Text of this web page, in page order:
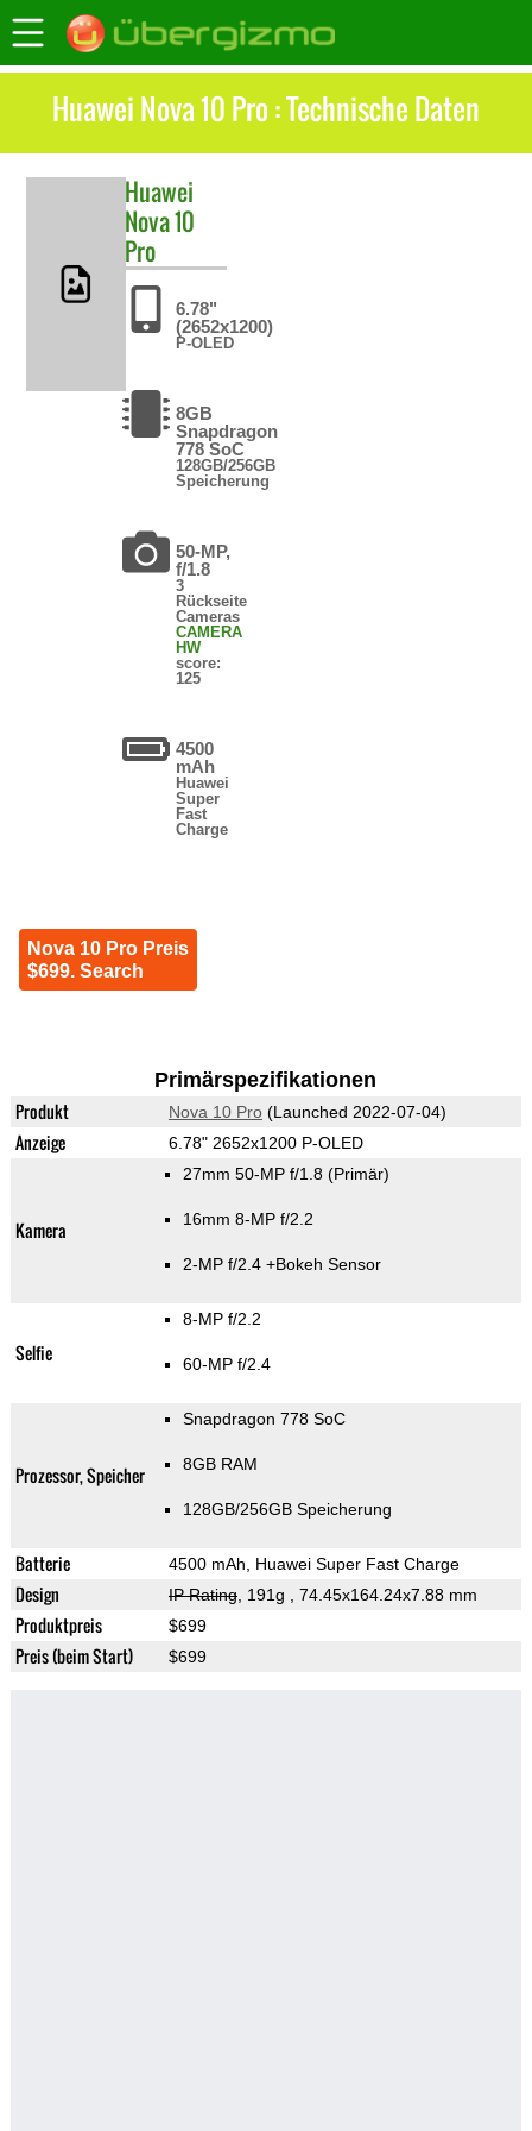
Huawei Nova 10 Pro : Technische Daten
Huawei
Nova 10
Pro
6.78"
(2652x1200)
P-OLED
8GB
Snapdragon
778 SoC
128GB/256GB
Speicherung
50-MP,
f/1.8
3
Rückseite
Cameras
CAMERA
HW
score:
125
4500
mAh
Huawei
Super
Fast
Charge
Nova 10 Pro Preis
$699. Search
Primärspezifikationen
Produkt Nova 10 Pro(Launched 2022-07-04)
Anzeige 6.78" 2652x1200 P-OLED
Kamera
27mm 50-MP f/1.8 (Primär)
16mm 8-MP f/2.2
2-MP f/2.4 +Bokeh Sensor
Selfie
8-MP f/2.2
60-MP f/2.4
Prozessor, Speicher
Snapdragon 778 SoC
8GB RAM
128GB/256GB Speicherung
Batterie 4500 mAh, Huawei Super Fast Charge
Design IP Rating, 191g , 74.45x164.24x7.88 mm
Produktpreis $699
Preis (beim Start) $699